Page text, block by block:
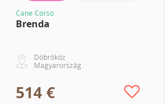
Cane Corso
Brenda
Döbrököz
Magyarország
514 €